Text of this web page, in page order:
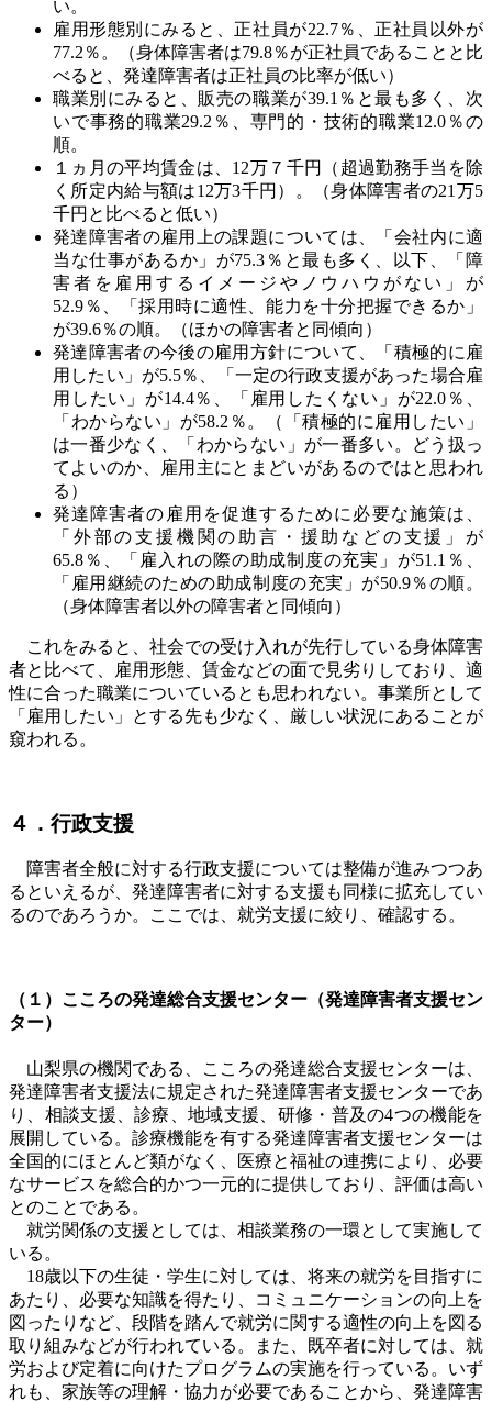
い。
雇用形態別にみると、正社員が22.7％、正社員以外が
77.2％。（身体障害者は79.8％が正社員であることと比
べると、発達障害者は正社員の比率が低い）
職業別にみると、販売の職業が39.1％と最も多く、次
いで事務的職業29.2％、専門的・技術的職業12.0％の
順。
１ヵ月の平均賃金は、12万７千円（超過勤務手当を除
く所定内給与額は12万3千円）。（身体障害者の21万5
千円と比べると低い）
発達障害者の雇用上の課題については、「会社内に適
当な仕事があるか」が75.3％と最も多く、以下、「障
害者を雇用するイメージやノウハウがない」が
52.9％、「採用時に適性、能力を十分把握できるか」
が39.6％の順。（ほかの障害者と同傾向）
発達障害者の今後の雇用方針について、「積極的に雇
用したい」が5.5％、「一定の行政支援があった場合雇
用したい」が14.4％、「雇用したくない」が22.0％、
「わからない」が58.2％。（「積極的に雇用したい」
は一番少なく、「わからない」が一番多い。どう扱っ
てよいのか、雇用主にとまどいがあるのではと思われ
る）
発達障害者の雇用を促進するために必要な施策は、
「外部の支援機関の助言・援助などの支援」が
65.8％、「雇入れの際の助成制度の充実」が51.1％、
「雇用継続のための助成制度の充実」が50.9％の順。
（身体障害者以外の障害者と同傾向）
これをみると、社会での受け入れが先行している身体障害
者と比べて、雇用形態、賃金などの面で見劣りしており、適
性に合った職業についているとも思われない。事業所として
「雇用したい」とする先も少なく、厳しい状況にあることが
窺われる。
４．行政支援
障害者全般に対する行政支援については整備が進みつつあ
るといえるが、発達障害者に対する支援も同様に拡充してい
るのであろうか。ここでは、就労支援に絞り、確認する。
（１）こころの発達総合支援センター（発達障害者支援セン
ター）
山梨県の機関である、こころの発達総合支援センターは、
発達障害者支援法に規定された発達障害者支援センターであ
り、相談支援、診療、地域支援、研修・普及の4つの機能を
展開している。診療機能を有する発達障害者支援センターは
全国的にほとんど類がなく、医療と福祉の連携により、必要
なサービスを総合的かつ一元的に提供しており、評価は高い
とのことである。
就労関係の支援としては、相談業務の一環として実施して
いる。
18歳以下の生徒・学生に対しては、将来の就労を目指すに
あたり、必要な知識を得たり、コミュニケーションの向上を
図ったりなど、段階を踏んで就労に関する適性の向上を図る
取り組みなどが行われている。また、既卒者に対しては、就
労および定着に向けたプログラムの実施を行っている。いず
れも、家族等の理解・協力が必要であることから、発達障害